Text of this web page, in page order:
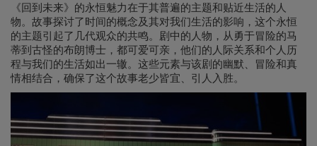
《回到未来》的永恒魅力在于其普遍的主题和贴近生活的人
物。故事探讨了时间的概念及其对我们生活的影响，这个永恒
的主题引起了几代观众的共鸣。剧中的人物，从勇于冒险的马
蒂到古怪的布朗博士，都可爱可亲，他们的人际关系和个人历
程与我们的生活如出一辙。这些元素与该剧的幽默、冒险和真
情相结合，确保了这个故事老少皆宜、引人入胜。